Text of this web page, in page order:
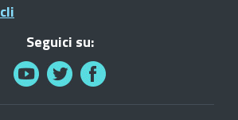
Seguici su: